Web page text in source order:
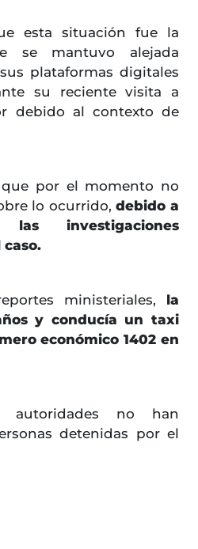
esta situación fue la
se mantuvo alejada
plataformas digitales
su reciente visita a
debido al contexto de
que por el momento no
lo ocurrido,debido a
investigaciones
caso.
ministeriales, la
y conducía un taxi
económico 1402 en
autoridades no han
detenidas por el